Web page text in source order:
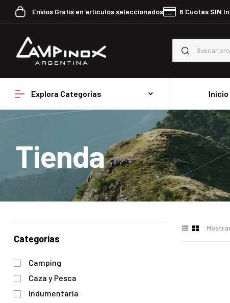
Envíos Gratis en artículos seleccionados 6 Cuotas SIN
Explora Categorías Inicio
Tienda
Categorías
Camping
Caza y Pesca
Indumentaria